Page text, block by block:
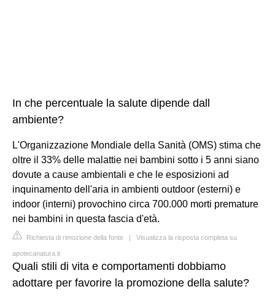
In che percentuale la salute dipende dall
ambiente?
L'Organizzazione Mondiale della Sanità (OMS) stima che
oltre il 33% delle malattie nei bambini sotto i 5 anni siano
dovute a cause ambientali e che le esposizioni ad
inquinamento dell'aria in ambienti outdoor (esterni) e
indoor (interni) provochino circa 700.000 morti premature
nei bambini in questa fascia d'età.
Richiesta di rimozione della fonte | Visualizza la risposta completa su
apotecanatura.it
Quali stili di vita e comportamenti dobbiamo
adottare per favorire la promozione della salute?